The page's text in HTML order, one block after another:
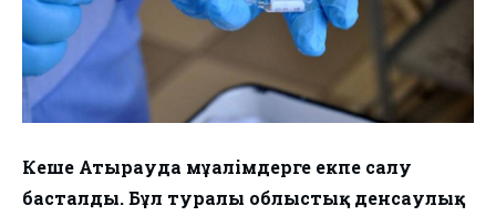
Кеше Атырауда мұғалімдерге екпе салу
басталды. Бұл туралы облыстық денсаулық